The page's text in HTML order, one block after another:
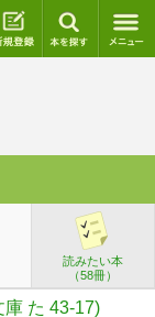
グイン 新規登録
読みたい本
（58冊）
庫 た 43-17)